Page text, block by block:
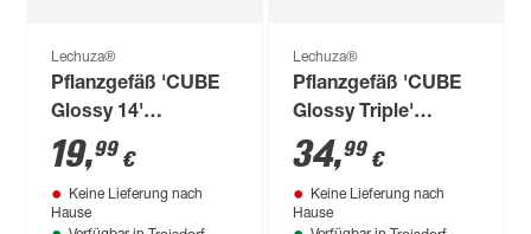
Lechuza®
Pflanzgefäß 'CUBE
Glossy 14'
Kunststoff anthrazit
hochglänzend 14 x
14 x 14 cm
19,99 €
Keine Lieferung nach
Hause
Lechuza®
Pflanzgefäß 'CUBE
Glossy Triple'
Kunststoff weiß
hochglänzend 40 x
14 x 14 cm
34,99 €
Keine Lieferung nach
Hause